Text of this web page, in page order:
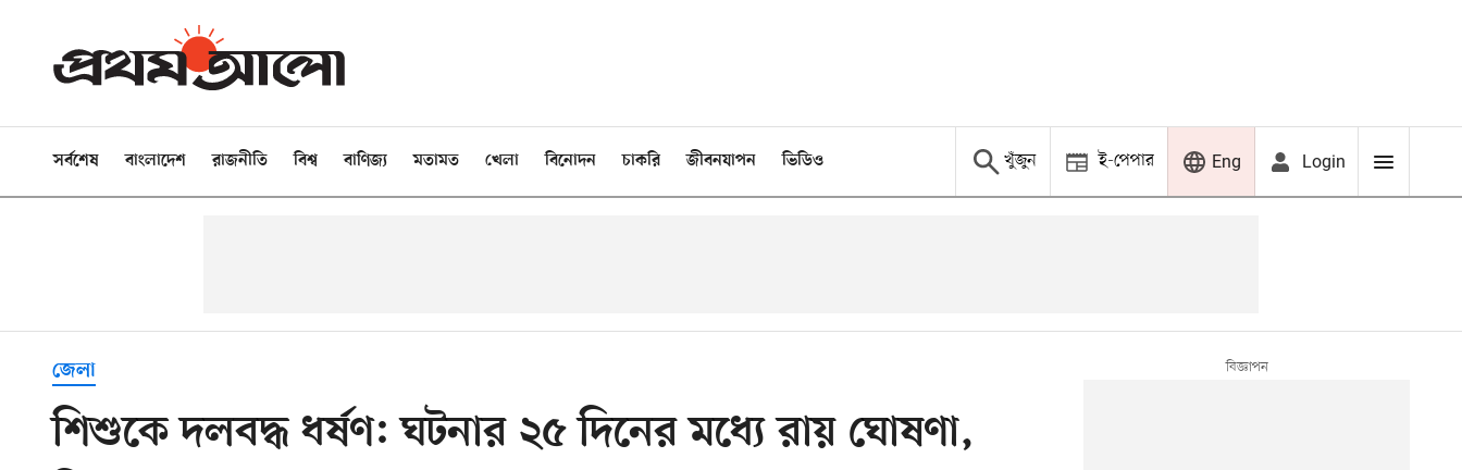
সর্বশেষ বাংলাদেশ রাজনীতি বিশ্ব বাণিজ্য মতামত খেলা বিনোদন চাকরি জীবনযাপন ভিডিও খুঁজুন ই-পেপার Eng Login
জেলা
শিশুকে দলবদ্ধ ধর্ষণ: ঘটনার ২৫ দিনের মধ্যে রায় ঘোষণা,